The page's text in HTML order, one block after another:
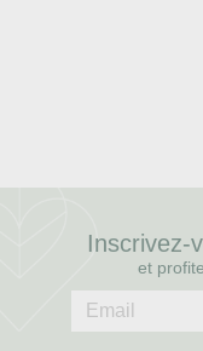
Inscrivez-
et